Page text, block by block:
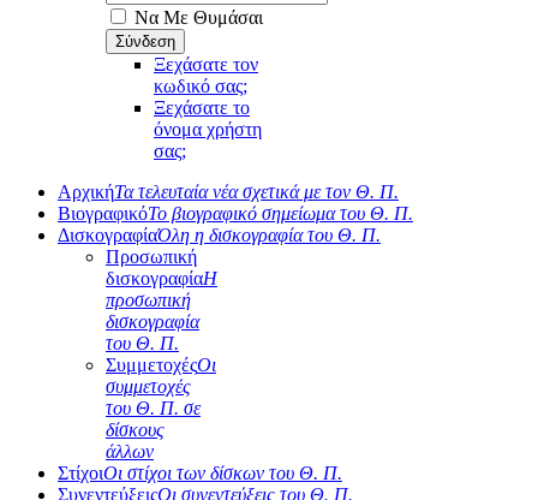
Να Με Θυμάσαι
Ξεχάσατε τον
κωδικό σας;
Ξεχάσατε το
όνομα χρήστη
σας;
ΑρχικήΤα τελευταία νέα σχετικά με τον Θ. Π.
ΒιογραφικόΤο βιογραφικό σημείωμα του Θ. Π.
ΔισκογραφίαΌλη η δισκογραφία του Θ. Π.
Προσωπική
δισκογραφίαΗ
προσωπική
δισκογραφία
του Θ. Π.
ΣυμμετοχέςΟι
συμμετοχές
του Θ. Π. σε
δίσκους
άλλων
ΣτίχοιΟι στίχοι των δίσκων του Θ. Π.
ΣυνεντεύξειςΟι συνεντεύξεις του Θ. Π.